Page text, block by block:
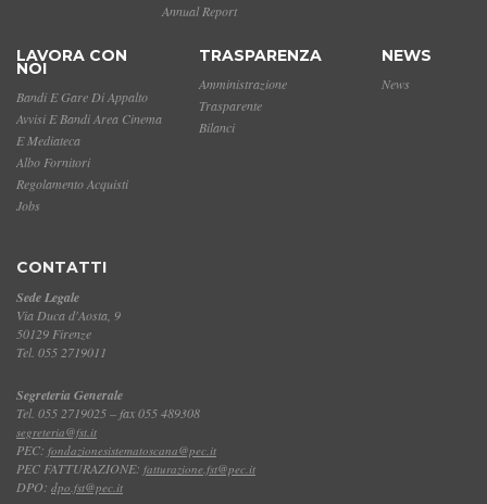
Annual Report
LAVORA CON
NOI
Bandi E Gare Di Appalto
Avvisi E Bandi Area Cinema
E Mediateca
Albo Fornitori
Regolamento Acquisti
Jobs
TRASPARENZA
Amministrazione
Trasparente
Bilanci
NEWS
News
CONTATTI
Sede Legale
Via Duca d'Aosta, 9
50129 Firenze
Tel. 055 2719011
Segreteria Generale
Tel. 055 2719025 – fax 055 489308
segreteria@fst.it
PEC: fondazionesistematoscana@pec.it
PEC FATTURAZIONE: fatturazione.fst@pec.it
DPO: dpo.fst@pec.it